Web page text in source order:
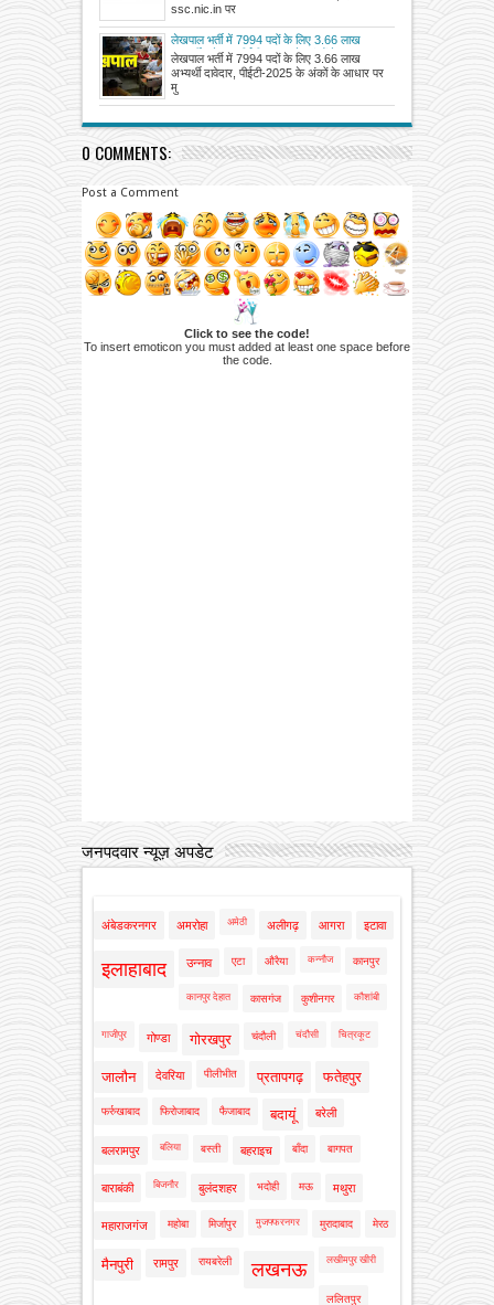
ssc.nic.in पर
लेखपाल भर्ती में 7994 पदों के लिए 3.66 लाख
अभ्यर्थी दावेदार, पीईटी-2025 के अंकों के आधार पर
मुख्य परीक्षा के लिए कटआफ जारी
लेखपाल भर्ती में 7994 पदों के लिए 3.66 लाख
अभ्यर्थी दावेदार, पीईटी-2025 के अंकों के आधार पर
मु
0 COMMENTS:
Post a Comment
Click to see the code!
To insert emoticon you must added at least one space before
the code.
जनपदवार न्यूज़ अपडेट
अंबेडकरनगर अमरोहा अमेठी अलीगढ़ आगरा इटावा
इलाहाबाद उन्नाव एटा औरैया कन्नौज कानपुर
कानपुर देहात कासगंज कुशीनगर कौशांबी
गाजीपुर गोण्डा गोरखपुर चंदौली चंदौसी चित्रकूट
जालौन देवरिया पीलीभीत प्रतापगढ़ फतेहपुर
फर्रुखाबाद फिरोजाबाद फैजाबाद बदायूं बरेली
बलरामपुर बलिया बस्ती बहराइच बाँदा बागपत
बाराबंकी बिजनौर बुलंदशहर भदोही मऊ मथुरा
महाराजगंज महोबा मिर्जापुर मुजफ्फरनगर मुरादाबाद मेरठ
मैनपुरी रामपुर रायबरेली लखनऊ लखीमपुर खीरी
ललितपुर